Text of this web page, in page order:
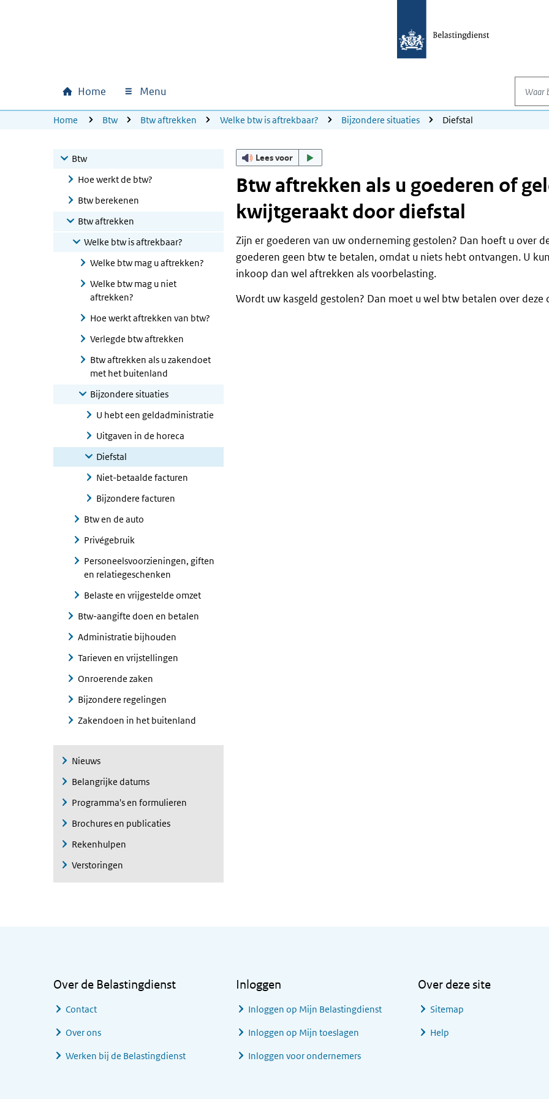
Hoofdnavigatie
Home Menu
Waar
U bevindt zich hier:
Home Btw Btw aftrekken Welke btw is aftrekbaar? Bijzondere situaties Diefstal
Btw
Hoe werkt de btw?
Btw berekenen
Btw aftrekken
Welke btw is aftrekbaar?
Welke btw mag u aftrekken?
Welke btw mag u niet
aftrekken?
Hoe werkt aftrekken van btw?
Verlegde btw aftrekken
Btw aftrekken als u zakendoet
met het buitenland
Bijzondere situaties
U hebt een geldadministratie
Uitgaven in de horeca
Diefstal
Niet-betaalde facturen
Bijzondere facturen
Btw en de auto
Privégebruik
Personeelsvoorzieningen, giften
en relatiegeschenken
Belaste en vrijgestelde omzet
Btw-aangifte doen en betalen
Administratie bijhouden
Tarieven en vrijstellingen
Onroerende zaken
Bijzondere regelingen
Zakendoen in het buitenland
Nieuws
Belangrijke datums
Programma's en formulieren
Brochures en publicaties
Rekenhulpen
Verstoringen
Lees voor
Btw aftrekken als u goederen of
kwijtgeraakt door diefstal
Zijn er goederen van uw onderneming gestolen? Dan hoeft u over
goederen geen btw te betalen, omdat u niets hebt ontvangen. U
inkoop dan wel aftrekken als voorbelasting.
Wordt uw kasgeld gestolen? Dan moet u wel btw betalen over deze
Over de Belastingdienst
Contact
Over ons
Werken bij de Belastingdienst
Inloggen
Inloggen op Mijn Belastingdienst
Inloggen op Mijn toeslagen
Inloggen voor ondernemers
Over deze site
Sitemap
Help